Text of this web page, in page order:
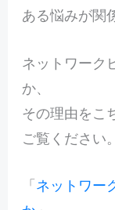
ある悩みが関
ネットワーク
か、
その理由をこ
ご覧ください。
「ネットワー